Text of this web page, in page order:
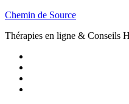
Skip
content
Chemin de Source
Thérapies en ligne & Conseils